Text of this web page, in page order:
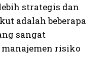
strategis dan
adalah beberapa
sangat
risiko